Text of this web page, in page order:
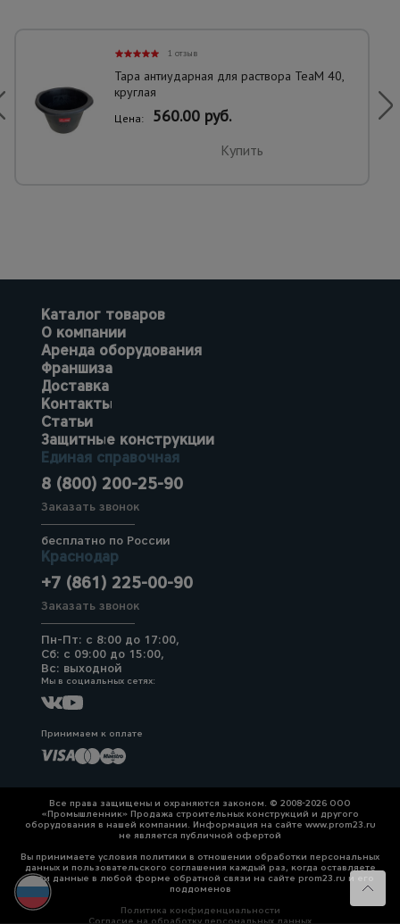
1 отзыв
Тара антиударная для раствора TeaM 40,
круглая
Цена: 560.00 руб.
Купить
Каталог товаров
О компании
Аренда оборудования
Франшиза
Доставка
Контакты
Статьи
Защитные конструкции
Единая справочная
8 (800) 200-25-90
Заказать звонок
бесплатно по России
Краснодар
+7 (861) 225-00-90
Заказать звонок
Пн-Пт: с 8:00 до 17:00,
Сб: с 09:00 до 15:00,
Вс: выходной
Мы в социальных сетях:
Принимаем к оплате
Все права защищены и охраняются законом. © 2008-2026 ООО
«Промышленник» Продажа строительных конструкций и другого
оборудования в нашей компании. Информация на сайте www.prom23.ru
не является публичной офертой
Вы принимаете условия политики в отношении обработки персональных
данных и пользовательского соглашения каждый раз, когда оставляете
свои данные в любой форме обратной связи на сайте prom23.ru и его
поддоменов
Политика конфиденциальности
Согласие на обработку персональных данных